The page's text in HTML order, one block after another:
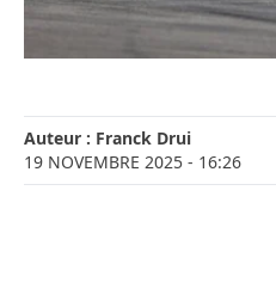
Auteur : Franck Drui
19 NOVEMBRE 2025 - 16:26